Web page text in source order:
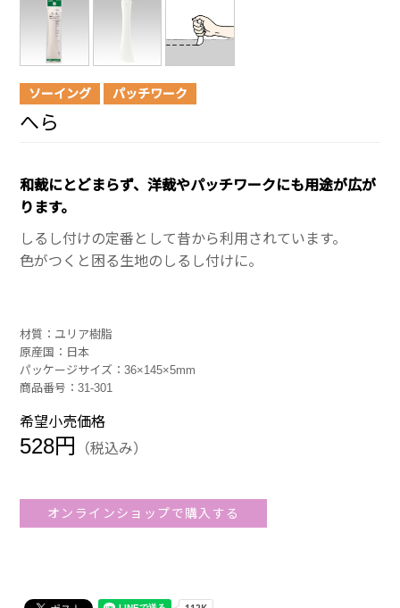
ソーイング パッチワーク
へら
和裁にとどまらず、洋裁やパッチワークにも用途が広が
ります。
しるし付けの定番として昔から利用されています。
色がつくと困る生地のしるし付けに。
材質：ユリア樹脂
原産国：日本
パッケージサイズ：36×145×5mm
商品番号：31-301
希望小売価格
528円 （税込み）
オンラインショップで購入する